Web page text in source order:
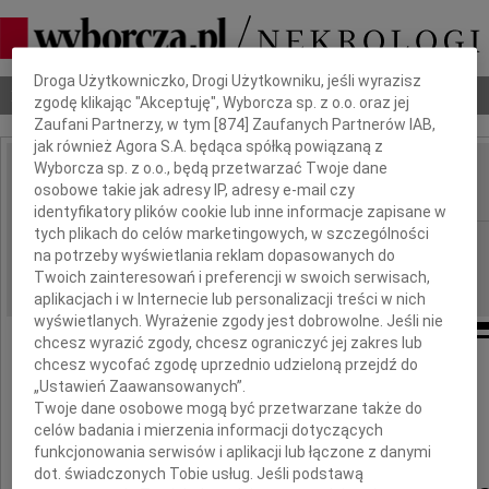
Nekrologi Odeszli Poradnik pogrzebowy
IMIĘ I NAZWISKO: Michał S. Dalecki
REGION: Łódź
DATA EMISJI: 17.07.2017
Z głębokim smutkiem
przyjęliśmy wiadomość o śmierci
Pana
Dbamy o Twoją prywatność
Droga Użytkowniczko, Drogi Użytkowniku, jeśli wyrazisz
zgodę klikając "Akceptuję", Wyborcza sp. z o.o. oraz jej
Zaufani Partnerzy, w tym [874 ] Zaufanych Partnerów IAB,
jak również Agora S.A. będąca spółką powiązaną z
Wyborcza sp. z o.o., będą przetwarzać Twoje dane
osobowe takie jak adresy IP, adresy e-mail czy
identyfikatory plików cookie lub inne informacje zapisane w
tych plikach do celów marketingowych, w szczególności
na potrzeby wyświetlania reklam dopasowanych do
Twoich zainteresowań i preferencji w swoich serwisach,
aplikacjach i w Internecie lub personalizacji treści w nich
wyświetlanych. Wyrażenie zgody jest dobrowolne. Jeśli nie
chcesz wyrazić zgody, chcesz ograniczyć jej zakres lub
chcesz wycofać zgodę uprzednio udzieloną przejdź do
„Ustawień Zaawansowanych”.
Twoje dane osobowe mogą być przetwarzane także do
celów badania i mierzenia informacji dotyczących
funkcjonowania serwisów i aplikacji lub łączone z danymi
dot. świadczonych Tobie usług. Jeśli podstawą